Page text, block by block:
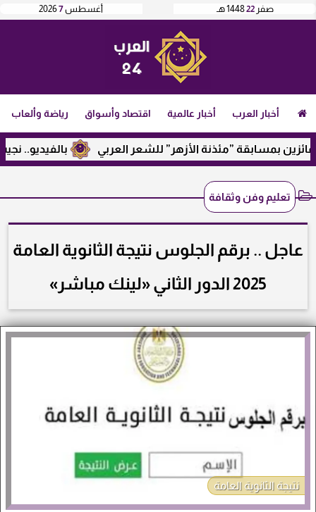
أغسطس7
2026 صفر 221448 هـ
أخبار العرب أخبار عالمية اقتصاد وأسواق رياضة وألعاب
بالفيديو.. نجيب بمسابقة ”مئذنة الأزهر” للشعر العربي
تعليم وفن وثقافة
عاجل .. برقم الجلوس نتيجة الثانوية العامة
2025 الدور الثاني «لينك مباشر»
نتيجة الثانوية العامة